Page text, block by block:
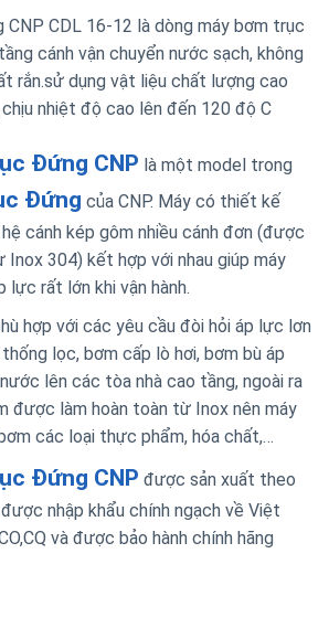
CNP CDL 16-12 là dòng máy bơm trục
cánh vận chuyển nước sạch, không
rắn.sử dụng vật liệu chất lượng cao
nhiệt độ cao lên đến 120 độ C
Đứng CNP là một model trong
Đứng của CNP. Máy có thiết kế
cánh kép gôm nhiều cánh đơn (được
Inox 304) kết hợp với nhau giúp máy
rất lớn khi vận hành.
hợp với các yêu cầu đòi hỏi áp lực lơn
lọc, bơm cấp lò hơi, bơm bù áp
lên các tòa nhà cao tầng, ngoài ra
được làm hoàn toàn từ Inox nên máy
các loại thực phẩm, hóa chất,…
Đứng CNP được sản xuất theo
nhập khẩu chính ngạch về Việt
và được bảo hành chính hãng